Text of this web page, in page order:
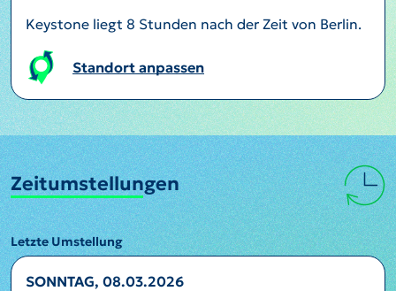
Keystone liegt 8 Stunden nach der Zeit von Berlin.
Standort anpassen
Zeitumstellungen
Letzte Umstellung
SONNTAG, 08.03.2026